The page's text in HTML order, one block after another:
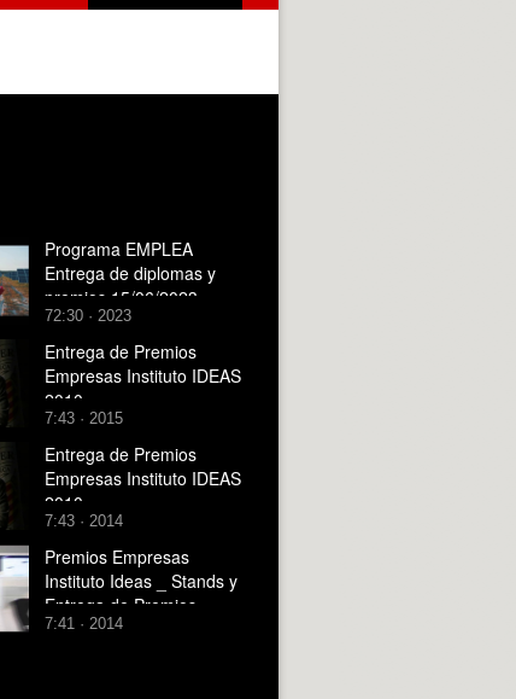
Programa EMPLEA
Entrega de diplomas y
premios 15/06/2023
72:30 · 2023
Entrega de Premios
Empresas Instituto IDEAS
2010
7:43 · 2015
Entrega de Premios
Empresas Instituto IDEAS
2010
7:43 · 2014
Premios Empresas
Instituto Ideas _ Stands y
Entrega de Premios
7:41 · 2014